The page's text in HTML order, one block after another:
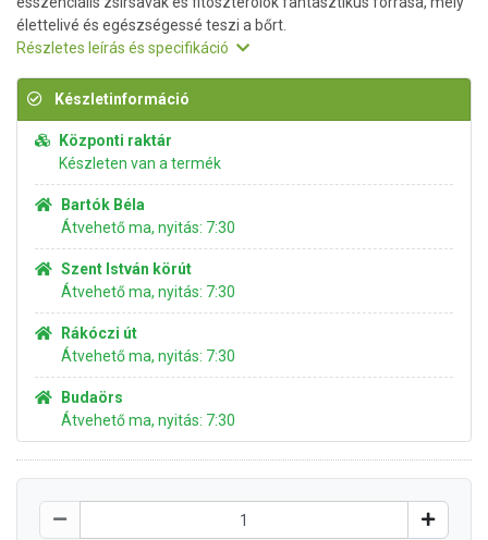
élettelivé és egészségessé teszi a bőrt.
Részletes leírás és specifikáció
Készletinformáció
Központi raktár
Készleten van a termék
Bartók Béla
Átvehető ma, nyitás: 7:30
Szent István körút
Átvehető ma, nyitás: 7:30
Rákóczi út
Átvehető ma, nyitás: 7:30
Budaörs
Átvehető ma, nyitás: 7:30